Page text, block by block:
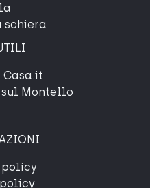
Casa.it
Montello
policy